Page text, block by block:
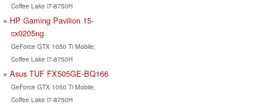
Coffee Lake i7-8750H
HP Gaming Pavilion 15-
cx0205ng
GeForce GTX 1050 Ti Mobile,
Coffee Lake i7-8750H
Asus TUF FX505GE-BQ166
GeForce GTX 1050 Ti Mobile,
Coffee Lake i7-8750H